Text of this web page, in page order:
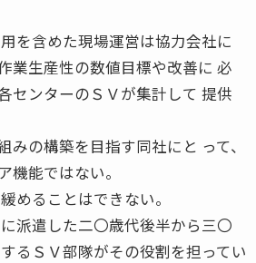
を含めた現場運営は協力会社に
業生産性の数値目標や改善に 必
センターのＳＶが集計して 提供
みの構築を目指す同社にと って、
機能ではない。
めることはできない。
派遣した二〇歳代後半から三〇
るＳＶ部隊がその役割を担ってい